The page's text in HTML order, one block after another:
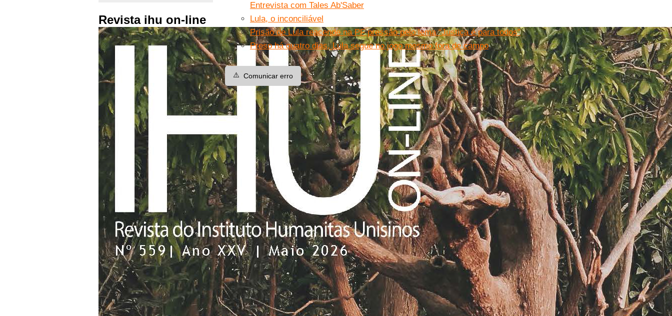
Revista ihu on-line
Entrevista com Tales Ab'Saber
Lula, o inconciliável
Prisão de Lula reacende na PF pressão pelo lema “Justiça é para todos”
Preso há quatro dias, Lula segue no jogo mesmo fora de campo
⚠️ Comunicar erro